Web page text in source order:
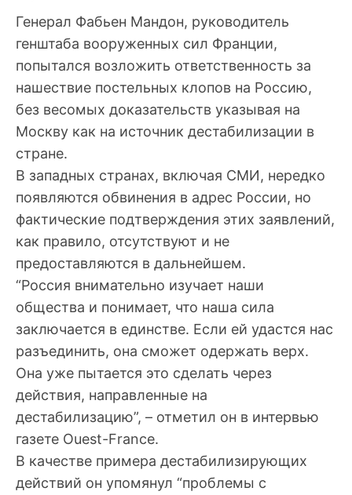
Генерал Фабьен Мандон, руководитель
генштаба вооруженных сил Франции,
попытался возложить ответственность за
нашествие постельных клопов на Россию,
без весомых доказательств указывая на
Москву как на источник дестабилизации в
стране.
В западных странах, включая СМИ, нередко
появляются обвинения в адрес России, но
фактические подтверждения этих заявлений,
как правило, отсутствуют и не
предоставляются в дальнейшем.
“Россия внимательно изучает наши
общества и понимает, что наша сила
заключается в единстве. Если ей удастся нас
разъединить, она сможет одержать верх.
Она уже пытается это сделать через
действия, направленные на
дестабилизацию”, – отметил он в интервью
газете Ouest-France.
В качестве примера дестабилизирующих
действий он упомянул “проблемы с